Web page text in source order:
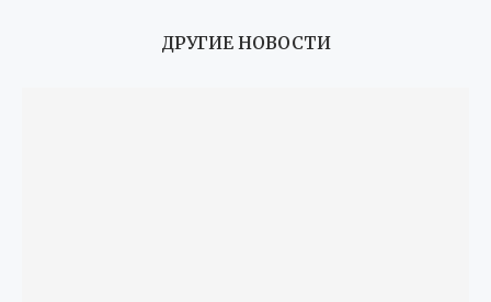
ДРУГИЕ НОВОСТИ